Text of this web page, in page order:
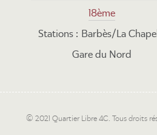
18ème
Stations : Barbès/La
Gare du Nord
© 2021 Quartier Libre 4C. Tous droits